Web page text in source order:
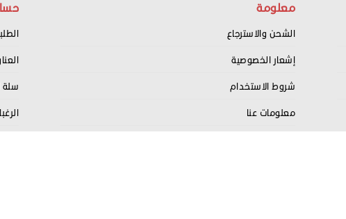
معلومة
الشحن والاسترجاع
إشعار الخصوصية
شروط الاستخدام
معلومات عنا
سلة